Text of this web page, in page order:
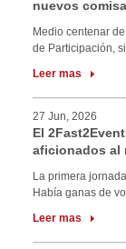
nuevos
Medio centenar
de Participación,
Leer mas
27 Jun, 2026
El
aficionados al
La primera
Había ganas de
Leer mas